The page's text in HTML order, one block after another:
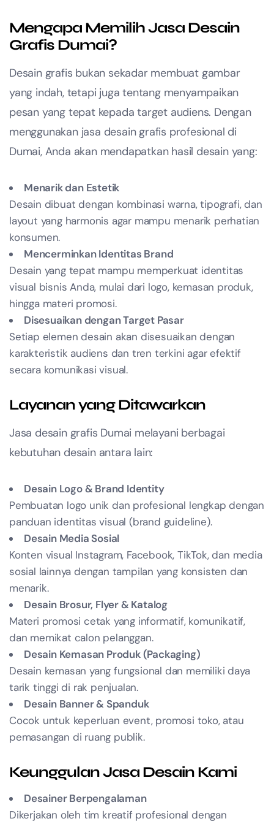
Mengapa Memilih Jasa Desain
Grafis Dumai?
Desain grafis bukan sekadar membuat gambar
yang indah, tetapi juga tentang menyampaikan
pesan yang tepat kepada target audiens. Dengan
menggunakan jasa desain grafis profesional di
Dumai, Anda akan mendapatkan hasil desain yang:
Menarik dan Estetik
Desain dibuat dengan kombinasi warna, tipografi, dan
layout yang harmonis agar mampu menarik perhatian
konsumen.
Mencerminkan Identitas Brand
Desain yang tepat mampu memperkuat identitas
visual bisnis Anda, mulai dari logo, kemasan produk,
hingga materi promosi.
Disesuaikan dengan Target Pasar
Setiap elemen desain akan disesuaikan dengan
karakteristik audiens dan tren terkini agar efektif
secara komunikasi visual.
Layanan yang Ditawarkan
Jasa desain grafis Dumai melayani berbagai
kebutuhan desain antara lain:
Desain Logo & Brand Identity
Pembuatan logo unik dan profesional lengkap dengan
panduan identitas visual (brand guideline).
Desain Media Sosial
Konten visual Instagram, Facebook, TikTok, dan media
sosial lainnya dengan tampilan yang konsisten dan
menarik.
Desain Brosur, Flyer & Katalog
Materi promosi cetak yang informatif, komunikatif,
dan memikat calon pelanggan.
Desain Kemasan Produk (Packaging)
Desain kemasan yang fungsional dan memiliki daya
tarik tinggi di rak penjualan.
Desain Banner & Spanduk
Cocok untuk keperluan event, promosi toko, atau
pemasangan di ruang publik.
Keunggulan Jasa Desain Kami
Desainer Berpengalaman
Dikerjakan oleh tim kreatif profesional dengan